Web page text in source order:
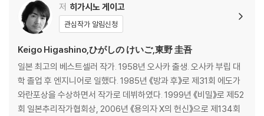
저 히가시노 게이고
관심작가 알림신청
Keigo Higashino,ひがしの けいご,東野 圭吾
일본 최고의 베스트셀러 작가. 1958년 오사카 출생. 오사카 부립 대
학 졸업 후 엔지니어로 일했다. 1985년 《방과 후》로 제31회 에도가
와란포상을 수상하면서 작가로 데뷔하였다. 1999년 《비밀》로 제52
회 일본추리작가협회상, 2006년 《용의자 X의 헌신》으로 제134회